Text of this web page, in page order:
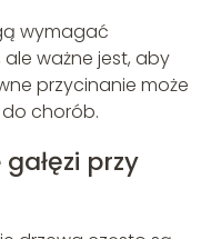
wymagać
ważne jest, aby
przycinanie może
chorób.
przy